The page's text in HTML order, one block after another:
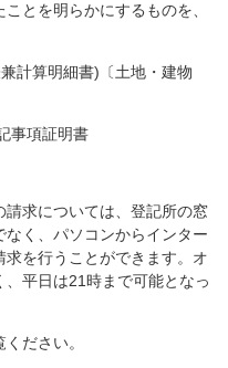
とを明らかにするものを、
計算明細書)〔土地・建物
事項証明書
求については、登記所の窓
く、パソコンからインター
を行うことができます。オ
平日は21時まで可能となっ
ください。